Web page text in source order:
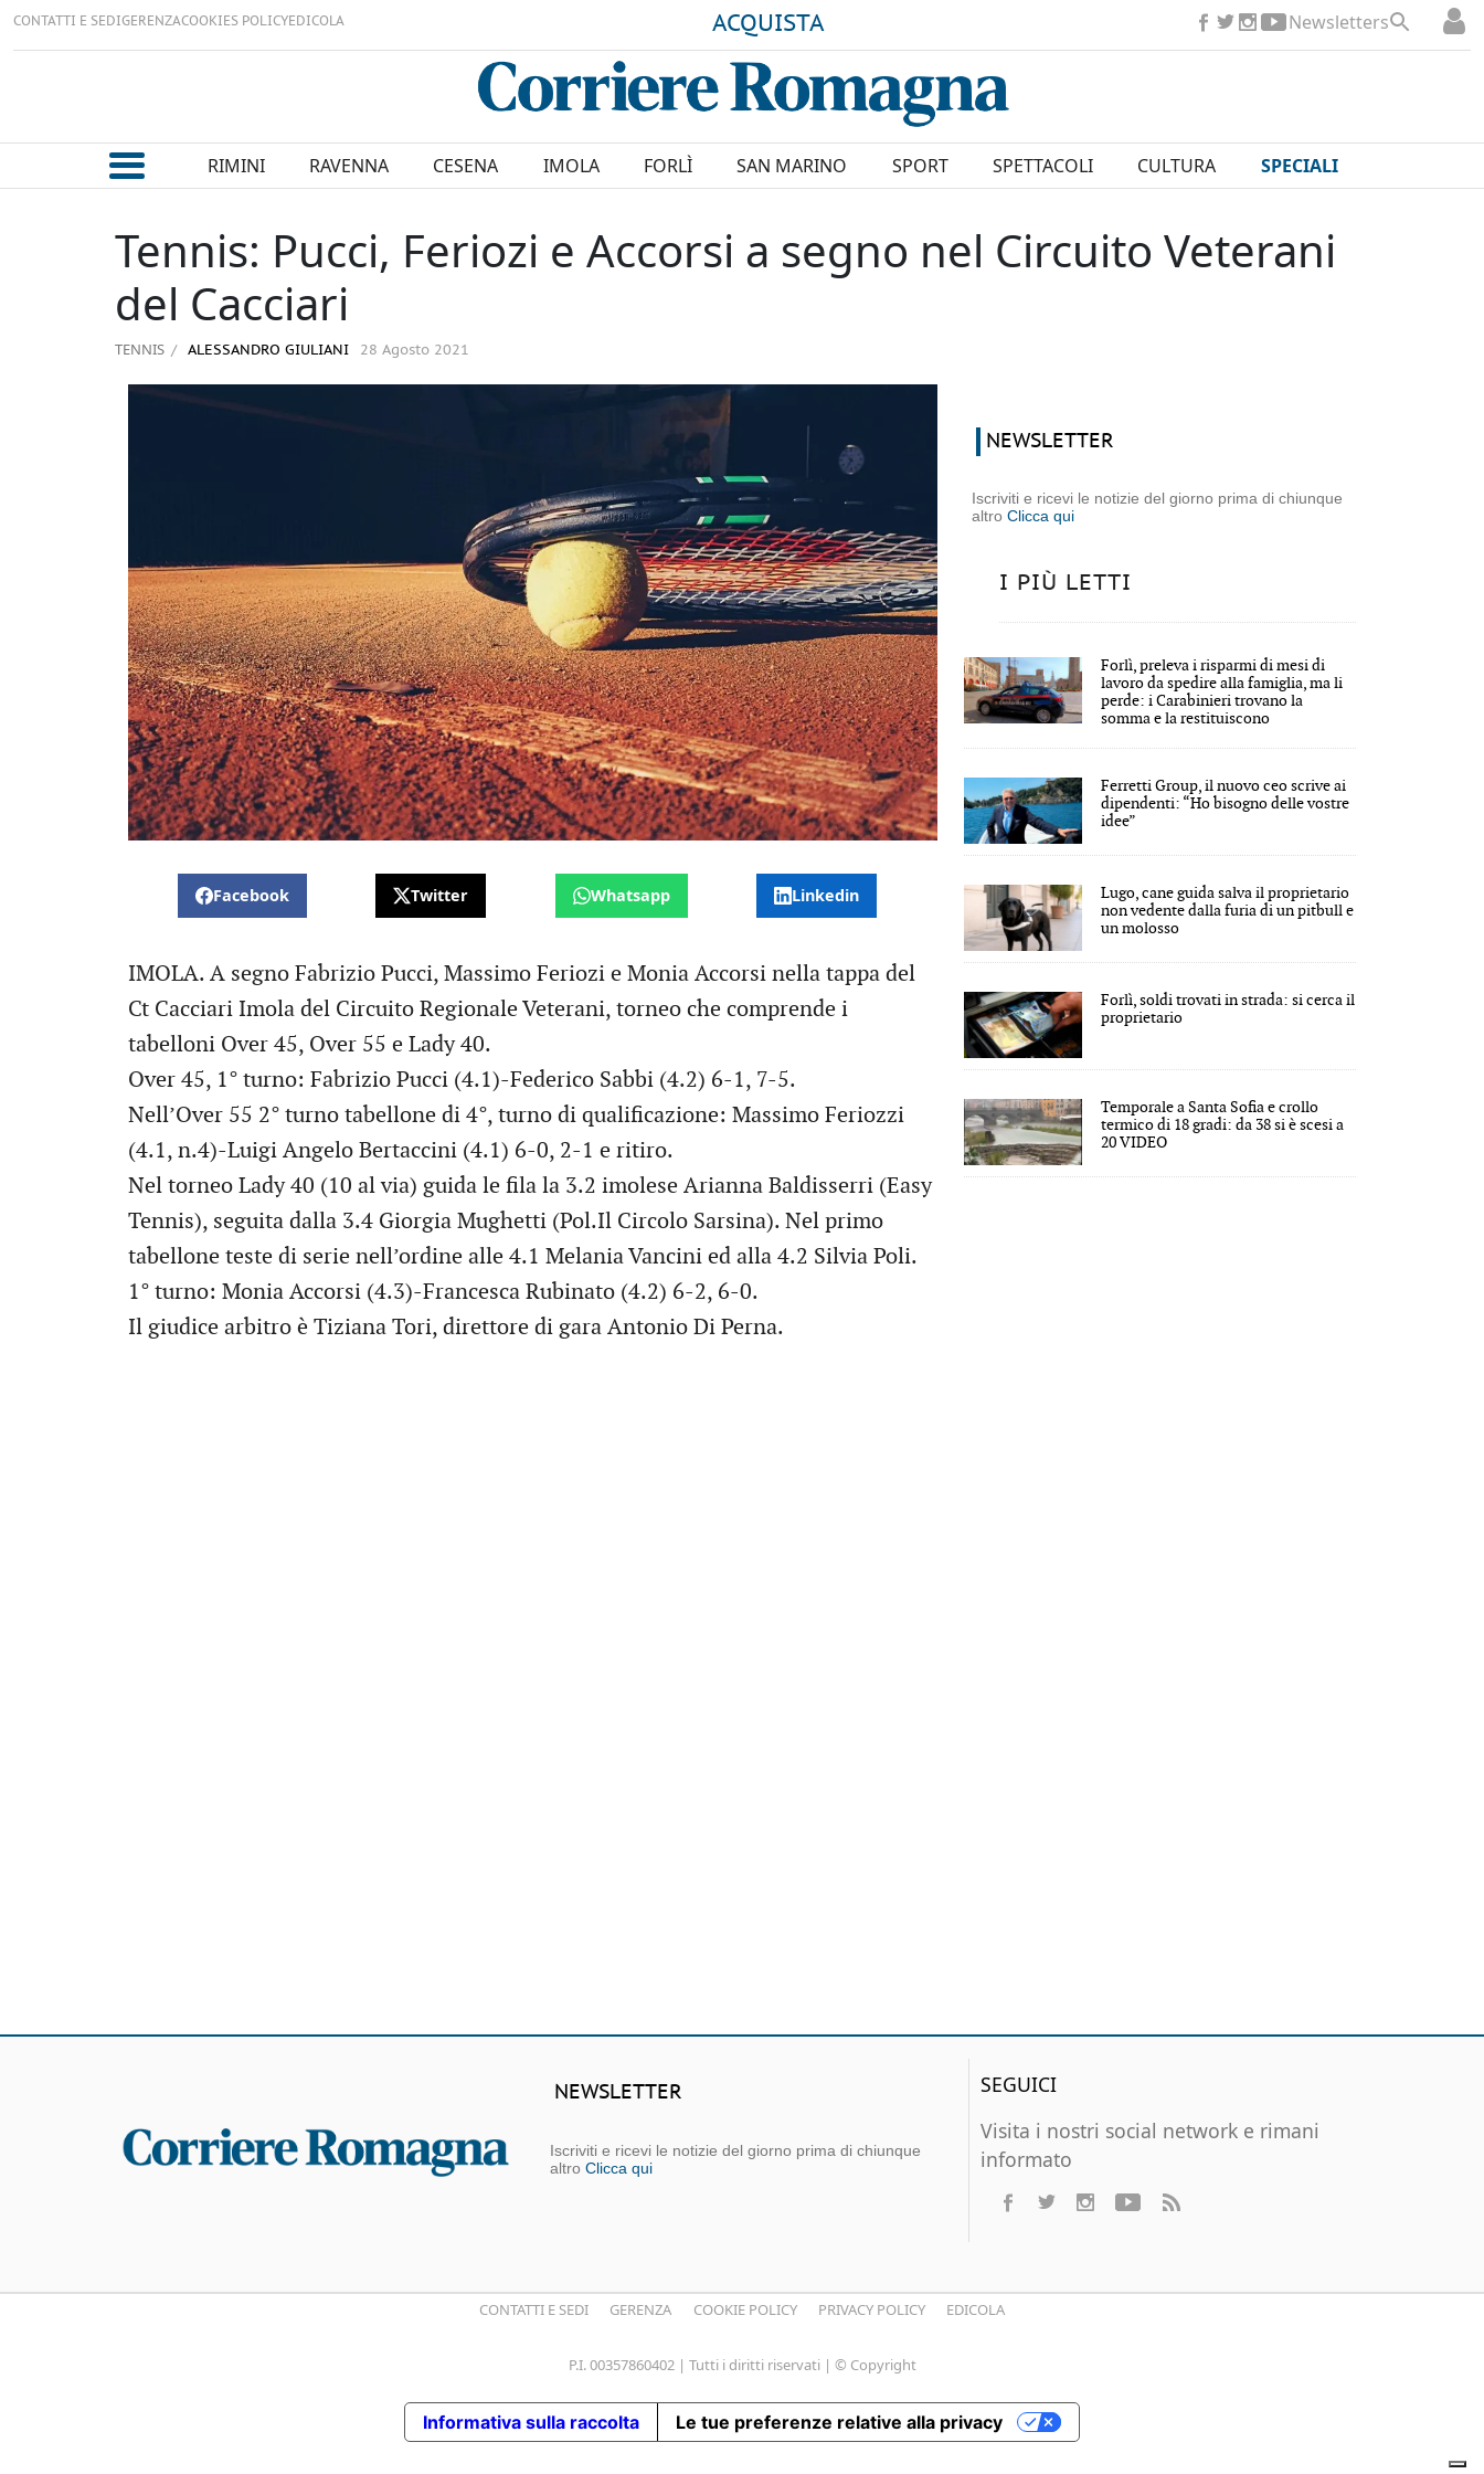
CONTATTI E SEDIGERENZACOOKIES POLICYEDICOLA ACQUISTA Newsletters
RIMINI RAVENNA CESENA IMOLA FORLÌ SAN MARINO SPORT SPETTACOLI CULTURA SPECIALI
Tennis: Pucci, Feriozi e Accorsi a segno nel Circuito Veterani
del Cacciari
TENNIS ALESSANDRO GIULIANI 28 Agosto 2021
Facebook Twitter Whatsapp Linkedin
IMOLA. A segno Fabrizio Pucci, Massimo Feriozi e Monia Accorsi nella tappa del
Ct Cacciari Imola del Circuito Regionale Veterani, torneo che comprende i
tabelloni Over 45, Over 55 e Lady 40.
Over 45, 1° turno: Fabrizio Pucci (4.1)-Federico Sabbi (4.2) 6-1, 7-5.
Nell’Over 55 2° turno tabellone di 4°, turno di qualificazione: Massimo Feriozzi
(4.1, n.4)-Luigi Angelo Bertaccini (4.1) 6-0, 2-1 e ritiro.
Nel torneo Lady 40 (10 al via) guida le fila la 3.2 imolese Arianna Baldisserri (Easy
Tennis), seguita dalla 3.4 Giorgia Mughetti (Pol.Il Circolo Sarsina). Nel primo
tabellone teste di serie nell’ordine alle 4.1 Melania Vancini ed alla 4.2 Silvia Poli.
1° turno: Monia Accorsi (4.3)-Francesca Rubinato (4.2) 6-2, 6-0.
Il giudice arbitro è Tiziana Tori, direttore di gara Antonio Di Perna.
NEWSLETTER
Iscriviti e ricevi le notizie del giorno prima di chiunque
altroClicca qui
I PIÙ LETTI
Forlì, preleva i risparmi di mesi di
lavoro da spedire alla famiglia, ma li
perde: i Carabinieri trovano la
somma e la restituiscono
Ferretti Group, il nuovo ceo scrive ai
dipendenti: “Ho bisogno delle vostre
idee”
Lugo, cane guida salva il proprietario
non vedente dalla furia di un pitbull e
un molosso
Forlì, soldi trovati in strada: si cerca il
proprietario
Temporale a Santa Sofia e crollo
termico di 18 gradi: da 38 si è scesi a
20 VIDEO
NEWSLETTER
Iscriviti e ricevi le notizie del giorno prima di chiunque
altro Clicca qui
SEGUICI
Visita i nostri social network e rimani
informato
CONTATTI E SEDI GERENZA COOKIE POLICY PRIVACY POLICY EDICOLA
P.I. 00357860402 | Tutti i diritti riservati | © Copyright
Informativa sulla raccolta Le tue preferenze relative alla privacy